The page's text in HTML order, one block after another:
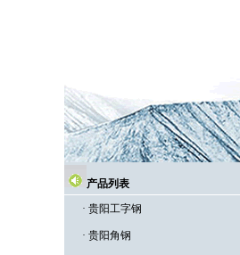
产品列表
· 贵阳工字钢
· 贵阳角钢